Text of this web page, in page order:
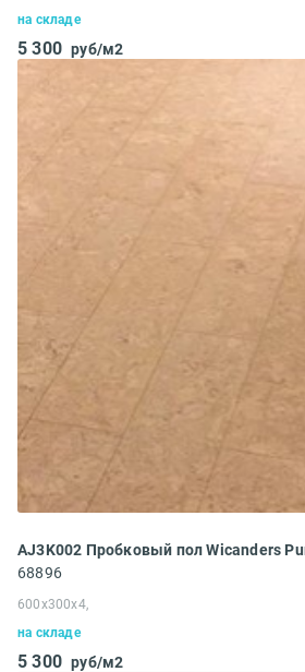
на складе
5 300 руб/м2
68896
600x300x4,
на складе
5 300 руб/м2